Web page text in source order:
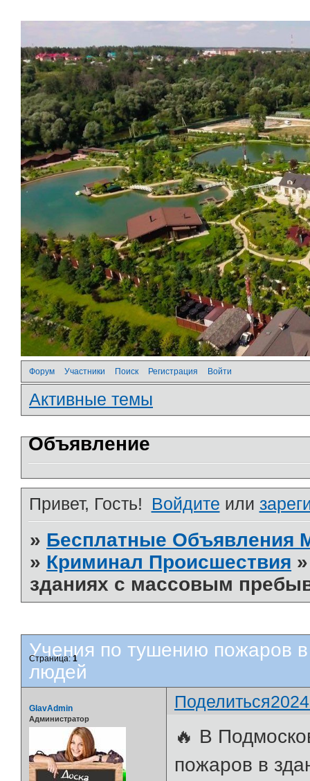
Форум Участники Поиск Регистрация Войти
Активные темы
Объявление
Привет, Гость! Войдите или
» Бесплатные
» Криминал Происшествия
зданиях с массовым
Учения по тушению пожаров
людей
Страница:1
Поделиться
GlavAdmin
Администратор
🔥 В
пожаров в